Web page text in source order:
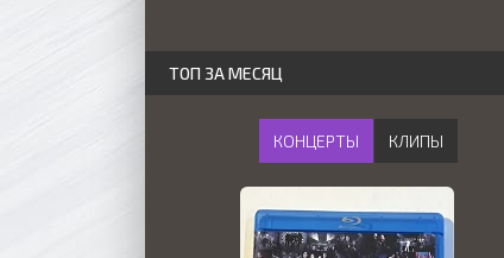
ТОП ЗА МЕСЯЦ
КОНЦЕРТЫ КЛИПЫ